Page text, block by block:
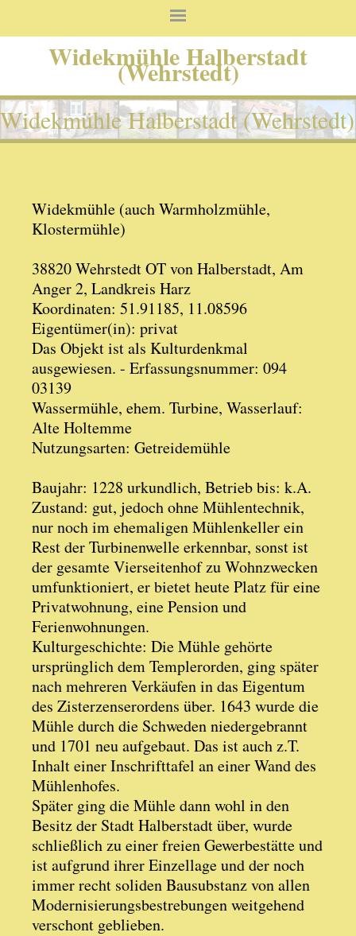
Widekmühle Halberstadt
(Wehrstedt)
Widekmühle Halberstadt (Wehrstedt)
Widekmühle (auch Warmholzmühle,
Klostermühle)
38820 Wehrstedt OT von Halberstadt, Am
Anger 2, Landkreis Harz
Koordinaten: 51.91185, 11.08596
Eigentümer(in): privat
Das Objekt ist als Kulturdenkmal
ausgewiesen. - Erfassungsnummer: 094
03139
Wassermühle, ehem. Turbine, Wasserlauf:
Alte Holtemme
Nutzungsarten: Getreidemühle
Baujahr: 1228 urkundlich, Betrieb bis: k.A.
Zustand: gut, jedoch ohne Mühlentechnik,
nur noch im ehemaligen Mühlenkeller ein
Rest der Turbinenwelle erkennbar, sonst ist
der gesamte Vierseitenhof zu Wohnzwecken
umfunktioniert, er bietet heute Platz für eine
Privatwohnung, eine Pension und
Ferienwohnungen.
Kulturgeschichte: Die Mühle gehörte
ursprünglich dem Templerorden, ging später
nach mehreren Verkäufen in das Eigentum
des Zisterzenserordens über. 1643 wurde die
Mühle durch die Schweden niedergebrannt
und 1701 neu aufgebaut. Das ist auch z.T.
Inhalt einer Inschrifttafel an einer Wand des
Mühlenhofes.
Später ging die Mühle dann wohl in den
Besitz der Stadt Halberstadt über, wurde
schließlich zu einer freien Gewerbestätte und
ist aufgrund ihrer Einzellage und der noch
immer recht soliden Bausubstanz von allen
Modernisierungsbestrebungen weitgehend
verschont geblieben.